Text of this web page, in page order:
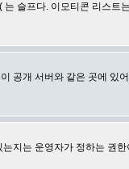
슬프다. 이모티콘 리스
개 서버와 같은 곳에
지는 운영자가 정하는 권